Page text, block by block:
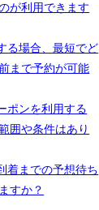
が利用できます
る場合、最短でど
まで予約が可能
ポンを利用する
囲や条件はあり
着までの予想待ち
すか？